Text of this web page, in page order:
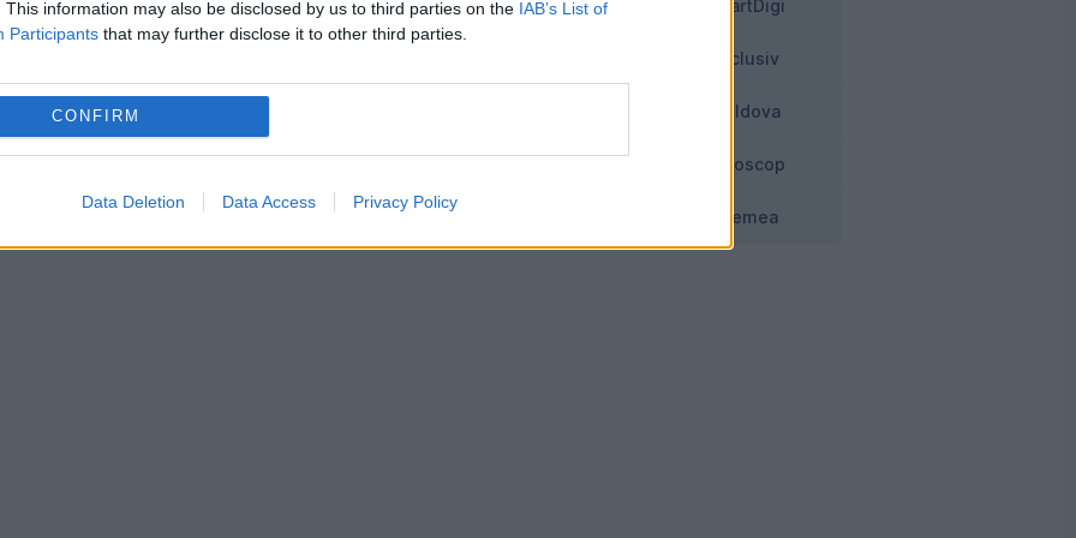
This information may also be disclosed by us to third parties on the IAB’s List of
Participants that may further disclose it to other third parties.
CONFIRM
Data Deletion Data Access Privacy Policy
a obţinut prima medalie olimpică pentru
Tineretului şi Sportului, Gabriela Szabo,
Sectorului 2, Neculai Onţanu, şi
de poliție Elisabeta Lipă.
SmartDigi
Exclusiv
Moldova
Horoscop
Vremea